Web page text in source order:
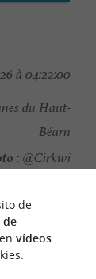
à 04:22:00
du Haut-
Béarn
: @Cirkwi
de
de
vídeos